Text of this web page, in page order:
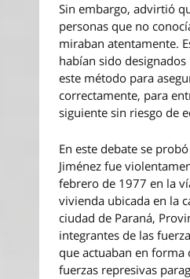
Sin embargo, advirtió
personas que no
miraban atentamente.
habían sido
este método para
correctamente, para
siguiente sin riesgo de
En este debate se
Jiménez fue
febrero de 1977 en la
vivienda ubicada en la
ciudad de Paraná,
integrantes de las
que actuaban en forma
fuerzas represivas